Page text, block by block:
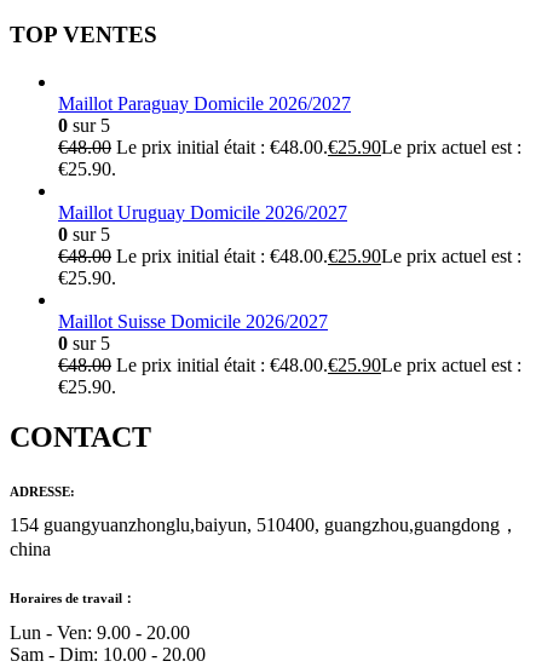
TOP VENTES
Maillot Paraguay Domicile 2026/2027
0 sur 5
€48.00 Le prix initial était : €48.00.€25.90Le prix actuel est :
€25.90.
Maillot Uruguay Domicile 2026/2027
0 sur 5
€48.00 Le prix initial était : €48.00.€25.90Le prix actuel est :
€25.90.
Maillot Suisse Domicile 2026/2027
0 sur 5
€48.00 Le prix initial était : €48.00.€25.90Le prix actuel est :
€25.90.
CONTACT
ADRESSE:
154 guangyuanzhonglu,baiyun, 510400, guangzhou,guangdong，
china
Horaires de travail：
Lun - Ven: 9.00 - 20.00
Sam - Dim: 10.00 - 20.00